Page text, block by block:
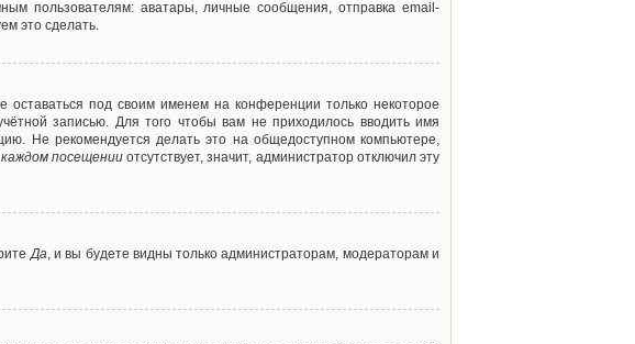
пользователям: аватары, личные сообщения, отправка email-
это сделать.
оставаться под своим именем на конференции только некоторое
записью. Для того чтобы вам не приходилось вводить имя
Не рекомендуется делать это на общедоступном компьютере,
посещенииотсутствует, значит, администратор отключил эту
Да, и вы будете видны только администраторам, модераторам и